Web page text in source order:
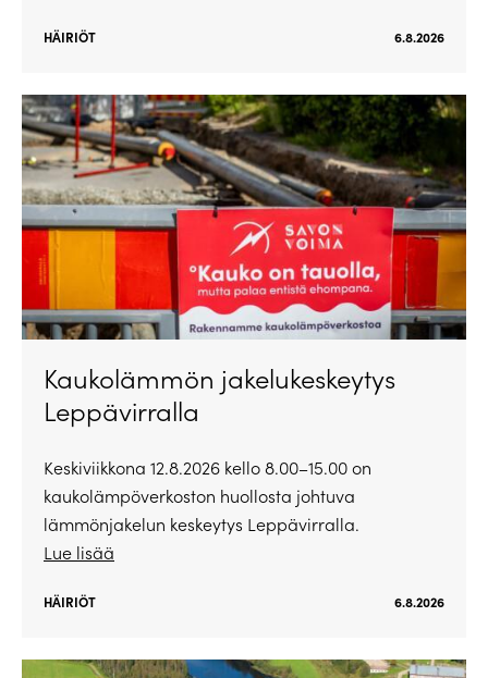
HÄIRIÖT 6.8.2026
Kaukolämmön jakelukeskeytys
Leppävirralla
Keskiviikkona 12.8.2026 kello 8.00–15.00 on
kaukolämpöverkoston huollosta johtuva
lämmönjakelun keskeytys Leppävirralla.
Lue lisää
HÄIRIÖT 6.8.2026